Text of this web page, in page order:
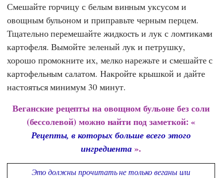
Смешайте горчицу с белым винным уксусом и
овощным бульоном и приправьте черным перцем.
Тщательно перемешайте жидкость и лук с ломтиками
картофеля. Вымойте зеленый лук и петрушку,
хорошо промокните их, мелко нарежьте и смешайте с
картофельным салатом. Накройте крышкой и дайте
настояться минимум 30 минут.
Веганские рецепты на овощном бульоне без соли
(бессолевой) можно найти под заметкой: «
Рецепты, в которых больше всего этого
ингредиента ».
Это должны прочитать не только веганы или